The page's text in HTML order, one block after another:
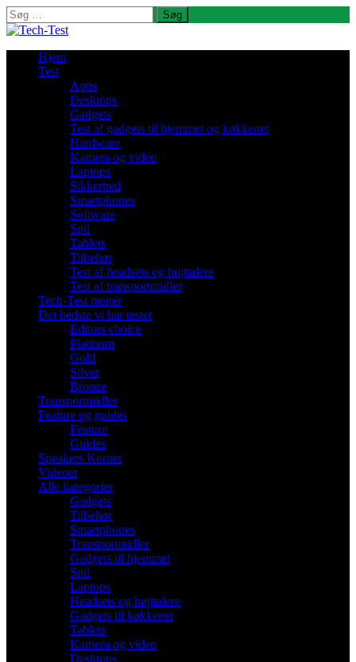
Søg
efter:
Hjem
Test
Apps
Desktops
Gadgets
Test af gadgets til hjemmet og køkkenet
Hardware
Kamera og video
Laptops
Sikkerhed
Smartphones
Software
Spil
Tablets
Tilbehør
Test af headsets og højttalere
Test af transportmidler
Tech-Test mener
Det bedste vi har testet
Editors choice
Platinum
Gold
Silver
Bronze
Transportmidler
Feature og guides
Feature
Guides
Speakers Korner
Videoer
Alle kategorier
Gadgets
Tilbehør
Smartphones
Transportmidler
Gadgets til hjemmet
Spil
Laptops
Headsets og højttalere
Gadgets til køkkenet
Tablets
Kamera og video
Desktops